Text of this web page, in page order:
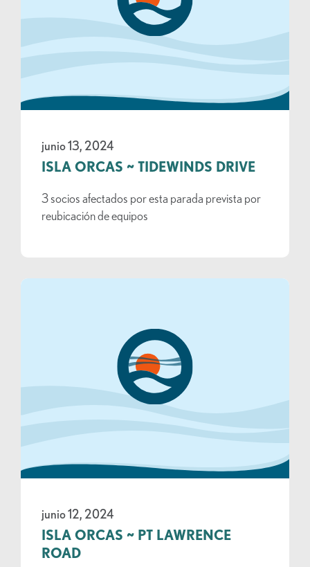
junio 13, 2024
ISLA ORCAS ~ TIDEWINDS DRIVE
3 socios afectados por esta parada prevista por
reubicación de equipos
junio 12, 2024
ISLA ORCAS ~ PT LAWRENCE
ROAD